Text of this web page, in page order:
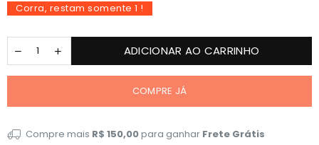
Corra, restam somente 1 !
ADICIONAR AO CARRINHO
COMPRE JÁ
Compre mais R$ 150,00para ganhar Frete Grátis